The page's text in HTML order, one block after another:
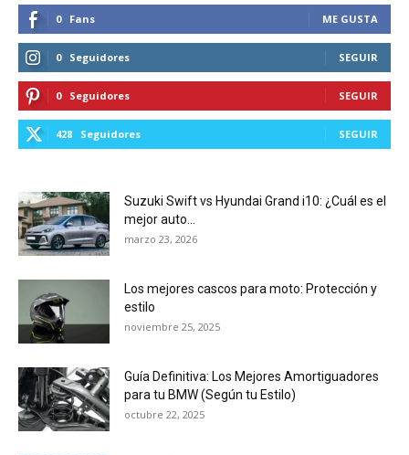
0 Fans ME GUSTA
0 Seguidores SEGUIR
0 Seguidores SEGUIR
428 Seguidores SEGUIR
Suzuki Swift vs Hyundai Grand i10: ¿Cuál es el
mejor auto...
marzo 23, 2026
Los mejores cascos para moto: Protección y
estilo
noviembre 25, 2025
Guía Definitiva: Los Mejores Amortiguadores
para tu BMW (Según tu Estilo)
octubre 22, 2025